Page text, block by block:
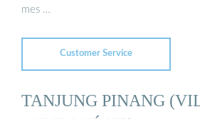
mes …
Customer Service
TANJUNG PINANG